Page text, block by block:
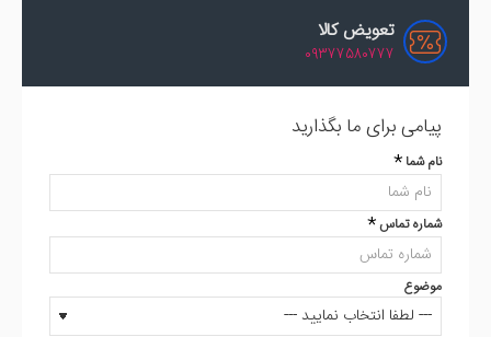
تعویض کالا
09377580777
پیامی برای ما بگذارید
نام شما
شماره تماس
موضوع